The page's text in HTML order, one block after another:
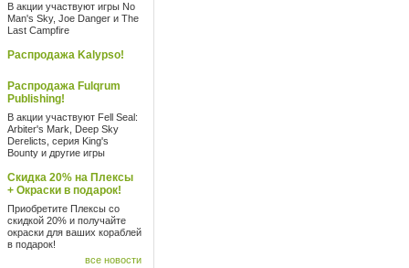
В акции участвуют игры No
Man's Sky, Joe Danger и The
Last Campfire
Распродажа Kalypso!
Распродажа Fulqrum
Publishing!
В акции участвуют Fell Seal:
Arbiter's Mark, Deep Sky
Derelicts, серия King's
Bounty и другие игры
Скидка 20% на Плексы
+ Окраски в подарок!
Приобретите Плексы со
скидкой 20% и получайте
окраски для ваших кораблей
в подарок!
все новости